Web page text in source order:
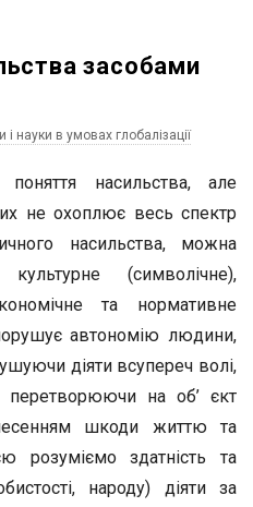
засобами
науки в умовах глобалізації
поняття насильства, але
не охоплює весь спектр
насильства, можна
культурне (символічне),
та нормативне
автономію людини,
діяти всупереч волі,
перетворюючи на об’ єкт
шкоди життю та
розуміємо здатність та
народу) діяти за